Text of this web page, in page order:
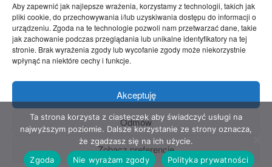
Aby zapewnić jak najlepsze wrażenia, korzystamy z technologii, takich jak
pliki cookie, do przechowywania i/lub uzyskiwania dostępu do informacji o
urządzeniu. Zgoda na te technologie pozwoli nam przetwarzać dane, takie
jak zachowanie podczas przeglądania lub unikalne identyfikatory na tej
stronie. Brak wyrażenia zgody lub wycofanie zgody może niekorzystnie
wpłynąć na niektóre cechy i funkcje.
Akceptuję
Odmów
Zobacz preferencje
Zgłoś nam! Szczecińskie Wiadomości Sport
Zdrowie
Prawo
Pomoc Prawna Kontakt
Copyright © 2022 Stowarzyszenie Przyjaciół Zdrowia - Wszelkie prawa
zastrzeżone
Ta strona korzysta z ciasteczek aby świadczyć usługi na
najwyższym poziomie. Dalsze korzystanie ze strony oznacza,
że zgadzasz się na ich użycie.
Zgoda
Nie wyrażam zgody Polityka prywatności